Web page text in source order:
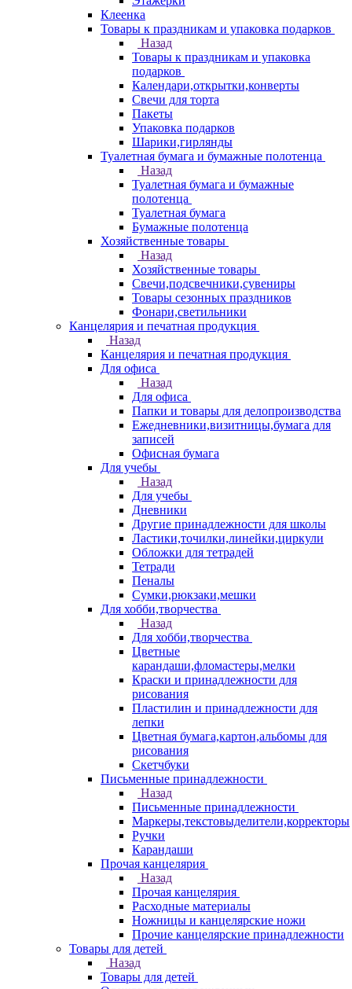
Клеенка
Товары к праздникам и упаковка подарков
Назад
Товары к праздникам и упаковка
подарков
Календари,открытки,конверты
Свечи для торта
Пакеты
Упаковка подарков
Шарики,гирлянды
Туалетная бумага и бумажные полотенца
Назад
Туалетная бумага и бумажные
полотенца
Туалетная бумага
Бумажные полотенца
Хозяйственные товары
Назад
Хозяйственные товары
Свечи,подсвечники,сувениры
Товары сезонных праздников
Фонари,светильники
Канцелярия и печатная продукция
Назад
Канцелярия и печатная продукция
Для офиса
Назад
Для офиса
Папки и товары для делопроизводства
Ежедневники,визитницы,бумага для
записей
Офисная бумага
Для учебы
Назад
Для учебы
Дневники
Другие принадлежности для школы
Ластики,точилки,линейки,циркули
Обложки для тетрадей
Тетради
Пеналы
Сумки,рюкзаки,мешки
Для хобби,творчества
Назад
Для хобби,творчества
Цветные
карандаши,фломастеры,мелки
Краски и принадлежности для
рисования
Пластилин и принадлежности для
лепки
Цветная бумага,картон,альбомы для
рисования
Скетчбуки
Письменные принадлежности
Назад
Письменные принадлежности
Маркеры,текстовыделители,корректоры
Ручки
Карандаши
Прочая канцелярия
Назад
Прочая канцелярия
Расходные материалы
Ножницы и канцелярские ножи
Прочие канцелярские принадлежности
Товары для детей
Назад
Товары для детей